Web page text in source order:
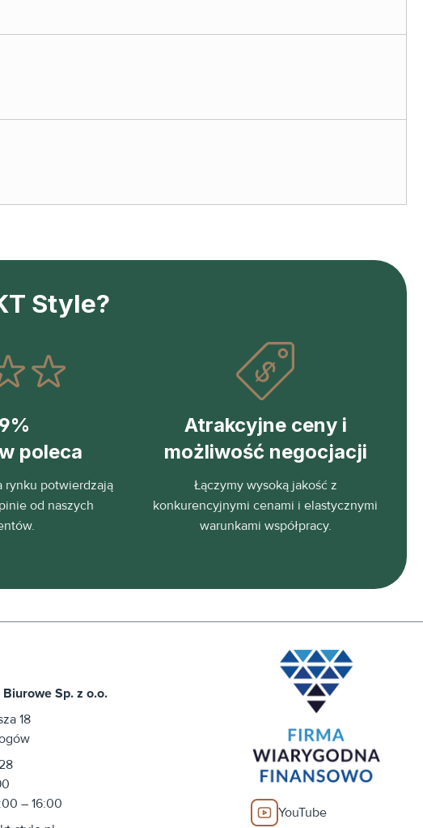
Style?
poleca
rynku potwierdzają
od naszych
Atrakcyjne ceny i
możliwość negocjacji
Łączymy wysoką jakość z
konkurencyjnymi cenami i elastycznymi
warunkami współpracy.
Biurowe Sp. z o.o.
18
– 16:00
YouTube